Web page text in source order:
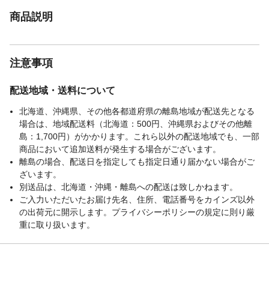
商品説明
注意事項
配送地域・送料について
北海道、沖縄県、その他各都道府県の離島地域が配送先となる
場合は、地域配送料（北海道：500円、沖縄県およびその他離
島：1,700円）がかかります。これら以外の配送地域でも、一部
商品において追加送料が発生する場合がございます。
離島の場合、配送日を指定しても指定日通り届かない場合がご
ざいます。
別送品は、北海道・沖縄・離島への配送は致しかねます。
ご入力いただいたお届け先名、住所、電話番号をカインズ以外
の出荷元に開示します。プライバシーポリシーの規定に則り厳
重に取り扱います。